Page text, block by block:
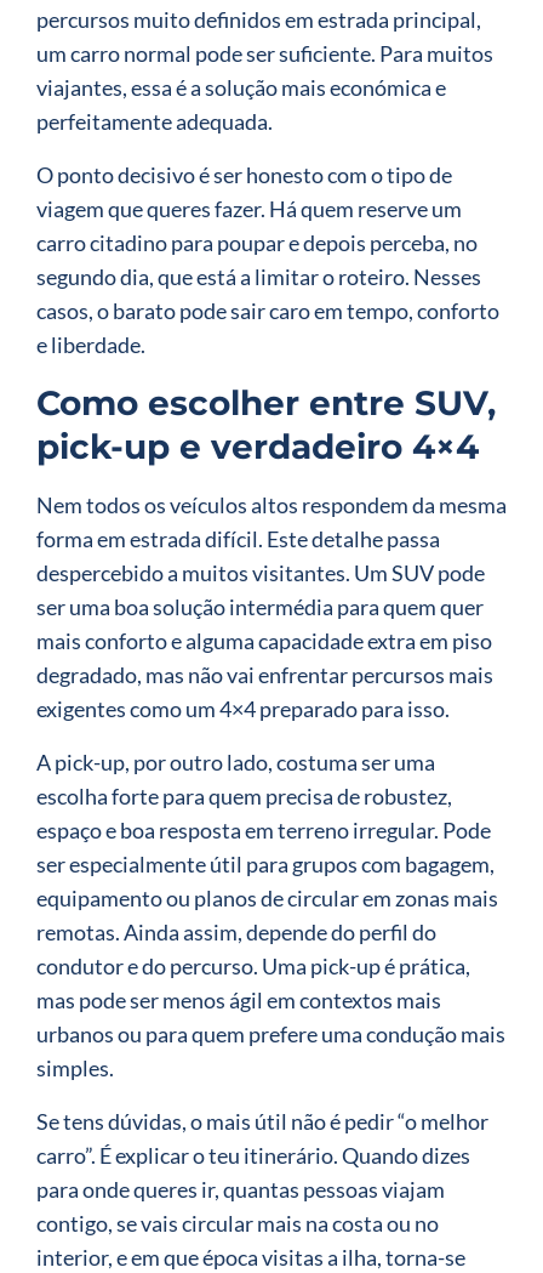
percursos muito definidos em estrada principal,
um carro normal pode ser suficiente. Para muitos
viajantes, essa é a solução mais económica e
perfeitamente adequada.
O ponto decisivo é ser honesto com o tipo de
viagem que queres fazer. Há quem reserve um
carro citadino para poupar e depois perceba, no
segundo dia, que está a limitar o roteiro. Nesses
casos, o barato pode sair caro em tempo, conforto
e liberdade.
Como escolher entre SUV,
pick-up e verdadeiro 4×4
Nem todos os veículos altos respondem da mesma
forma em estrada difícil. Este detalhe passa
despercebido a muitos visitantes. Um SUV pode
ser uma boa solução intermédia para quem quer
mais conforto e alguma capacidade extra em piso
degradado, mas não vai enfrentar percursos mais
exigentes como um 4×4 preparado para isso.
A pick-up, por outro lado, costuma ser uma
escolha forte para quem precisa de robustez,
espaço e boa resposta em terreno irregular. Pode
ser especialmente útil para grupos com bagagem,
equipamento ou planos de circular em zonas mais
remotas. Ainda assim, depende do perfil do
condutor e do percurso. Uma pick-up é prática,
mas pode ser menos ágil em contextos mais
urbanos ou para quem prefere uma condução mais
simples.
Se tens dúvidas, o mais útil não é pedir “o melhor
carro”. É explicar o teu itinerário. Quando dizes
para onde queres ir, quantas pessoas viajam
contigo, se vais circular mais na costa ou no
interior, e em que época visitas a ilha, torna-se